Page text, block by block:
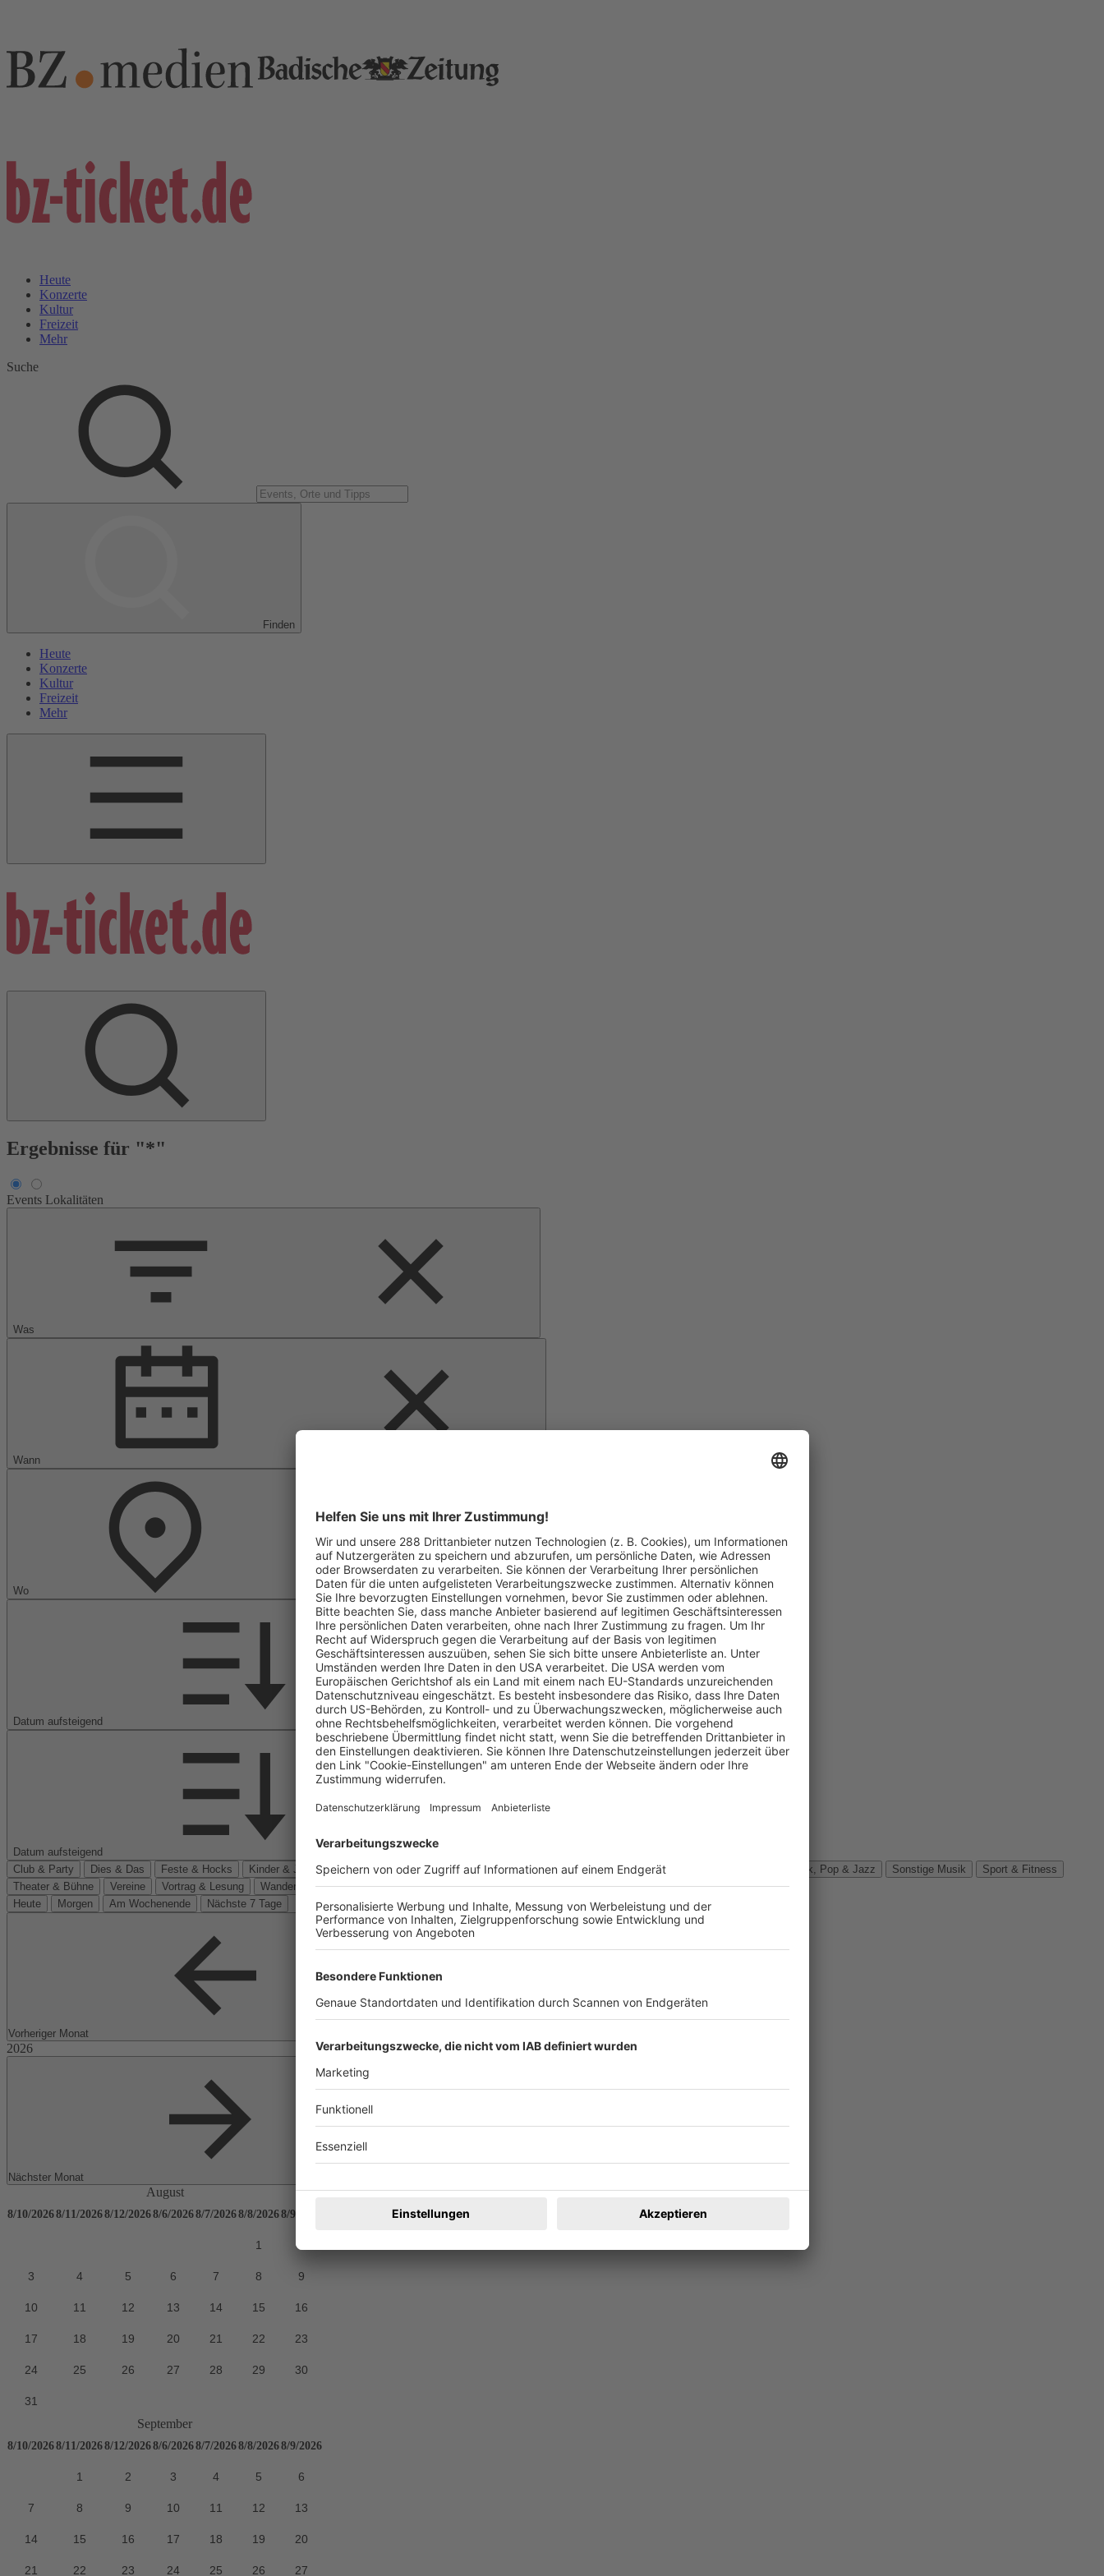
Heute
Konzerte
Kultur
Freizeit
Mehr
Suche
Finden
Heute
Konzerte
Kultur
Freizeit
Mehr
Ergebnisse für "*"
Events Lokalitäten
Was
Wann
Wo
Datum aufsteigend
Datum aufsteigend
Club & Party
Dies & Das Feste & Hocks Kinder & Jugend Kino Klassik Kunst & Museen Märkte & Messen Narretei Rock, Pop & Jazz Sonstige Musik
Sport & Fitness
Theater & Bühne
Vereine Vortrag & Lesung
Wanderungen
Heute
Morgen Am Wochenende Nächste 7 Tage
Vorheriger Monat
Nächster Monat